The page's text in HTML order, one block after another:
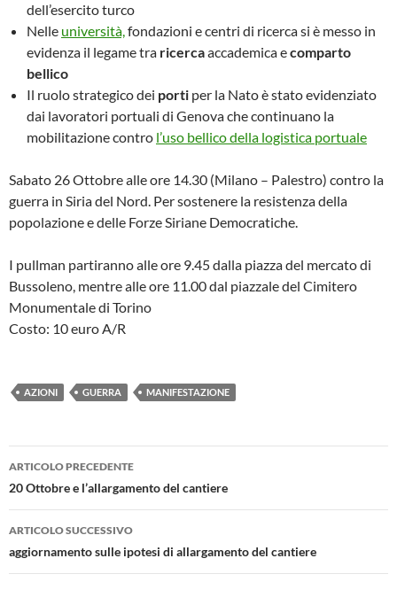
dell’esercito turco
Nelle università,fondazioni e centri di ricerca si è messo in
evidenza il legame tra ricercaaccademica ecomparto
bellico
Il ruolo strategico dei porti per la Nato è stato evidenziato
dai lavoratori portuali di Genova che continuano la
mobilitazione contro l’uso bellico della logistica portuale
Sabato 26 Ottobre alle ore 14.30 (Milano – Palestro) contro la
guerra in Siria del Nord. Per sostenere la resistenza della
popolazione e delle Forze Siriane Democratiche.
I pullman partiranno alle ore 9.45 dalla piazza del mercato di
Bussoleno, mentre alle ore 11.00 dal piazzale del Cimitero
Monumentale di Torino
Costo: 10 euro A/R
AZIONI GUERRA MANIFESTAZIONE
Navigazione
articolo
ARTICOLO PRECEDENTE
20 Ottobre e l’allargamento del cantiere
ARTICOLO SUCCESSIVO
aggiornamento sulle ipotesi di allargamento del cantiere